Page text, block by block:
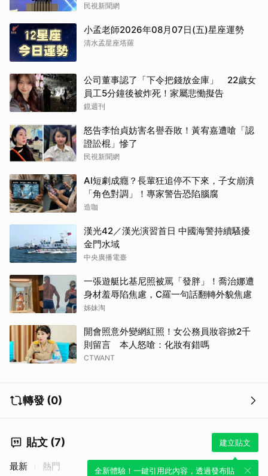
民視新聞網
小孟老師2026年08月07日(五)星座運勢
清水孟星座塔羅
公司董事認了「下令把錢放金庫」 22歲女
員工5分鐘後被炸死！家屬悲慟擬告
鏡週刊
怒告李怡貞妨害名譽吞敗！黃宥嘉遭嗆「認
證訟棍」慘了
民視新聞網
AI短劇成癮？長輩狂追停不下來，子女崩潰
「角色對調」！專家警告恐陷腦腐
造咖
漢光42／漢光演習首日 中國海警持續騷擾
金門水域
中央廣播電臺
一張遊艇比基尼照被罵「發胖」！喬治娜遭
身材羞辱陷焦慮，C羅一句話翻轉外貌焦慮
姊妹淘
開會照意外變網紅照！女公務員妝容掀2千
則留言 本人怒嗆：化妝有錯嗎
CTWANT
轉發 (0)
貼文 (7) 建立貼文
全新體驗！一鍵引用此內容，透過發布貼
最新 熱門